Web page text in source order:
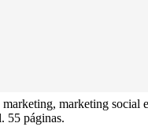
marketing social e
55 páginas.